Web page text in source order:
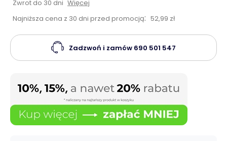
Zwrot do 30 dni Więcej
Najniższa cena z 30 dni przed promocją: 52,99 zł
Zadzwoń i zamów 690 501 547